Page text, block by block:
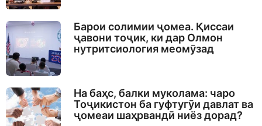
Барои солимии ҷомеа. Қиссаи
ҷавони тоҷик, ки дар Олмон
нутритсиология меомӯзад
На баҳс, балки муколама: чаро
Тоҷикистон ба гуфтугӯи давлат ва
ҷомеаи шаҳрвандӣ ниёз дорад?